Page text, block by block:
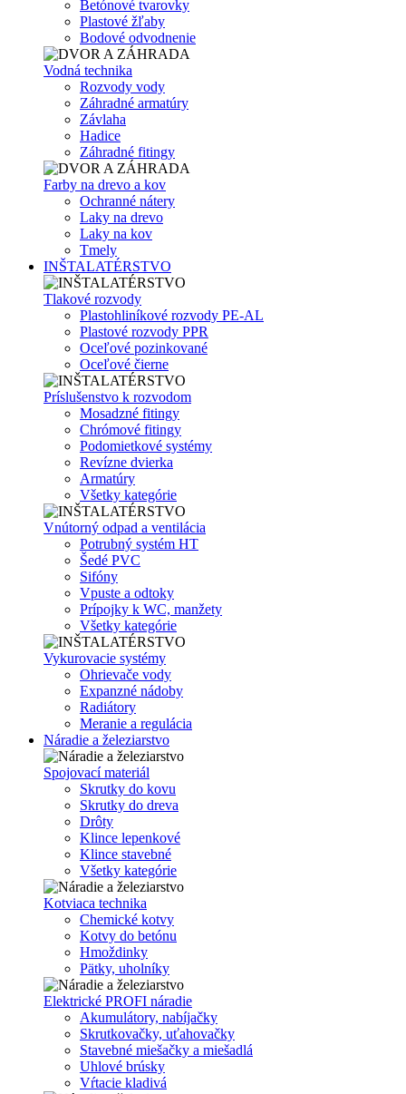
Betónové tvarovky
Plastové žľaby
Bodové odvodnenie
Vodná technika
Rozvody vody
Záhradné armatúry
Závlaha
Hadice
Záhradné fitingy
Farby na drevo a kov
Ochranné nátery
Laky na drevo
Laky na kov
Tmely
INŠTALATÉRSTVO
Tlakové rozvody
Plastohliníkové rozvody PE-AL
Plastové rozvody PPR
Oceľové pozinkované
Oceľové čierne
Príslušenstvo k rozvodom
Mosadzné fitingy
Chrómové fitingy
Podomietkové systémy
Revízne dvierka
Armatúry
Všetky kategórie
Vnútorný odpad a ventilácia
Potrubný systém HT
Šedé PVC
Sifóny
Vpuste a odtoky
Prípojky k WC, manžety
Všetky kategórie
Vykurovacie systémy
Ohrievače vody
Expanzné nádoby
Radiátory
Meranie a regulácia
Náradie a železiarstvo
Spojovací materiál
Skrutky do kovu
Skrutky do dreva
Drôty
Klince lepenkové
Klince stavebné
Všetky kategórie
Kotviaca technika
Chemické kotvy
Kotvy do betónu
Hmoždinky
Pätky, uholníky
Elektrické PROFI náradie
Akumulátory, nabíjačky
Skrutkovačky, uťahovačky
Stavebné miešačky a miešadlá
Uhlové brúsky
Vŕtacie kladivá